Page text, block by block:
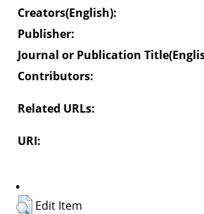
Creators(English):
Publisher:
Journal or Publication
Contributors:
Related URLs:
URI:
.
Edit Item